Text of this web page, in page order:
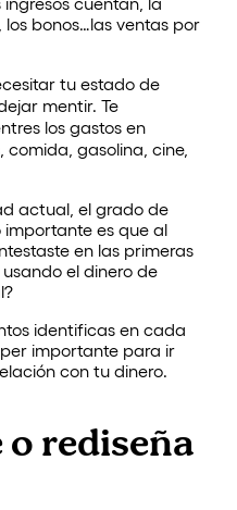
bonos…las ventas por
tu estado de
mentir. Te
los gastos en
gasolina, cine,
actual, el grado de
es que al
en las primeras
el dinero de
identificas en cada
importante para ir
con tu dinero.
rediseña